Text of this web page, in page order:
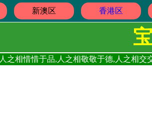
新澳区 香港区
人之相惜惜于品,人之相敬敬于德,人之相